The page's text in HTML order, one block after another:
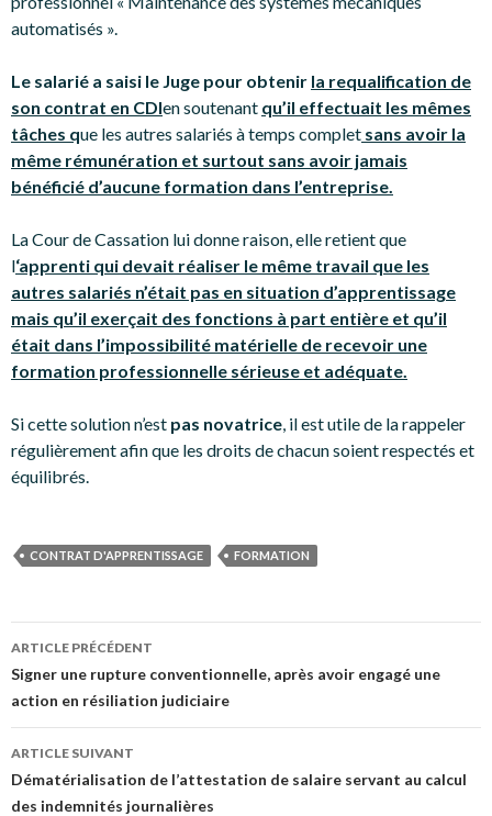
automatisés ».
Le salarié a saisi le Juge pour obtenir la requalification de
son contrat en CDIen soutenant qu’il effectuait les mêmes
tâches que les autres salariés à temps complet sans avoir la
même rémunération et surtout sans avoir jamais
bénéficié d’aucune formation dans l’entreprise.
La Cour de Cassation lui donne raison, elle retient que
l‘apprenti qui devait réaliser le même travail que les
autres salariés n’était pas en situation d’apprentissage
mais qu’il exerçait des fonctions à part entière et qu’il
était dans l’impossibilité matérielle de recevoir une
formation professionnelle sérieuse et adéquate.
Si cette solution n’est pas novatrice, il est utile de la rappeler
régulièrement afin que les droits de chacun soient respectés et
équilibrés.
CONTRAT D'APPRENTISSAGE FORMATION
Navigation
des
articles
ARTICLE PRÉCÉDENT
Signer une rupture conventionnelle, après avoir engagé une
action en résiliation judiciaire
ARTICLE SUIVANT
Dématérialisation de l’attestation de salaire servant au calcul
des indemnités journalières